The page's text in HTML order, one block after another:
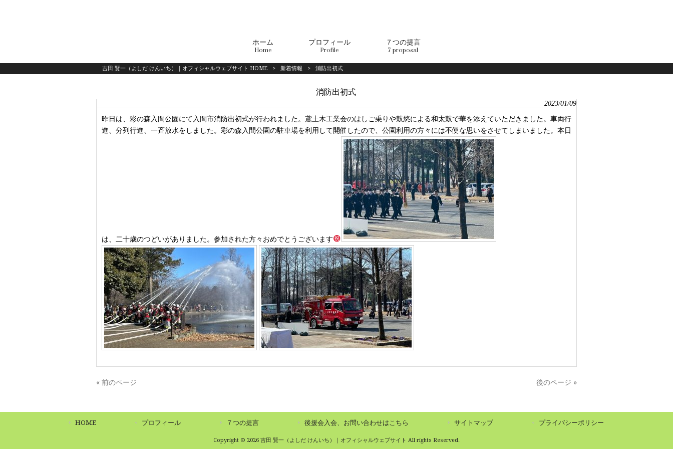
ホーム
Home
プロフィール
Profile
７つの提言
7 proposal
吉田 賢一（よしだ けんいち）｜オフィシャルウェブサイト HOME > 新着情報 > 消防出初式
消防出初式
2023/01/09
昨日は、彩の森入間公園にて入間市消防出初式が行われました。鳶土木工業会のはしご乗りや鼓悠による和太鼓で華を添えていただきました。車両行
進、分列行進、一斉放水をしました。彩の森入間公園の駐車場を利用して開催したので、公園利用の方々には不便な思いをさせてしまいました。本日
は、二十歳のつどいがありました。参加された方々おめでとうございます
« 前のページ 後のページ »
HOME プロフィール ７つの提言 後援会入会、お問い合わせはこちら サイトマップ プライバシーポリシー
Copyright © 2026 吉田 賢一（よしだ けんいち）｜オフィシャルウェブサイト All rights Reserved.